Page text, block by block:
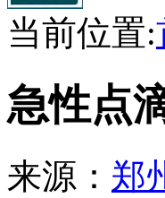
当前位置:
急性点
来源： 郑